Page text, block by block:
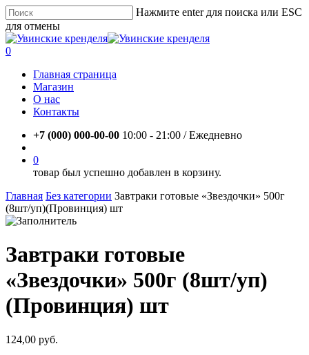
Skip
to
main
content
Нажмите enter для поиска или ESC
для отмены
Close
Search
account
0
Главная страница
Магазин
О нас
Контакты
+7 (000) 000-00-00 10:00 - 21:00 / Eжедневно
0
товар был успешно добавлен в корзину.
Главная Без категории Завтраки готовые «Звездочки» 500г
(8шт/уп)(Провинция) шт
Завтраки готовые
«Звездочки» 500г (8шт/уп)
(Провинция) шт
124,00 руб.